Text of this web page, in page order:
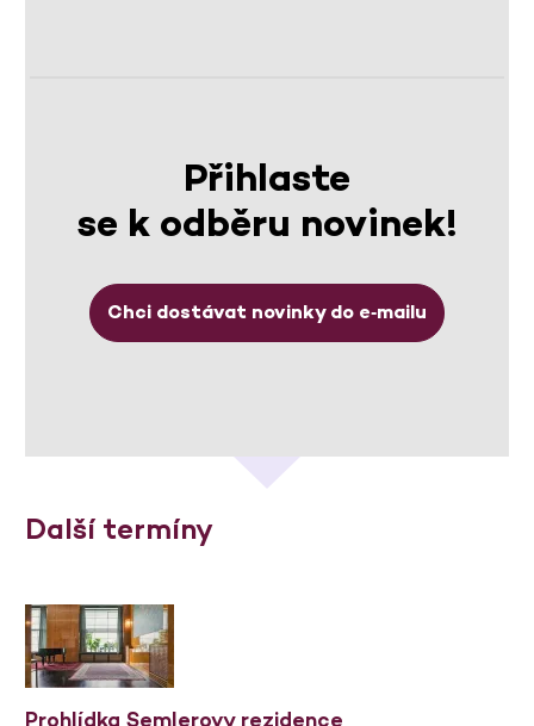
Přihlaste
se k odběru novinek!
Chci dostávat novinky do e‑mailu
Další termíny
Prohlídka Semlerovy rezidence